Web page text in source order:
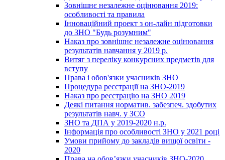
Зовнішнє незалежне оцінювання 2019:
особливості та правила
Інноваційний проект з он-лайн підготовки
до ЗНО "Будь розумним"
Наказ про зовнішнє незалежне оцінювання
результатів навчання у 2019 р.
Витяг з переліку конкурсних предметів для
вступу
Права і обов'язки учасників ЗНО
Процедура реєстрації на ЗНО-2019
Наказ про реєстрацію на ЗНО 2019
Деякі питання норматив. забезпеч. здобутих
результатів навч. у ЗСО
ЗНО та ДПА у 2019-2020 н.р.
Інформація про особливості ЗНО у 2021 році
Умови прийому до закладів вищої освіти -
2020